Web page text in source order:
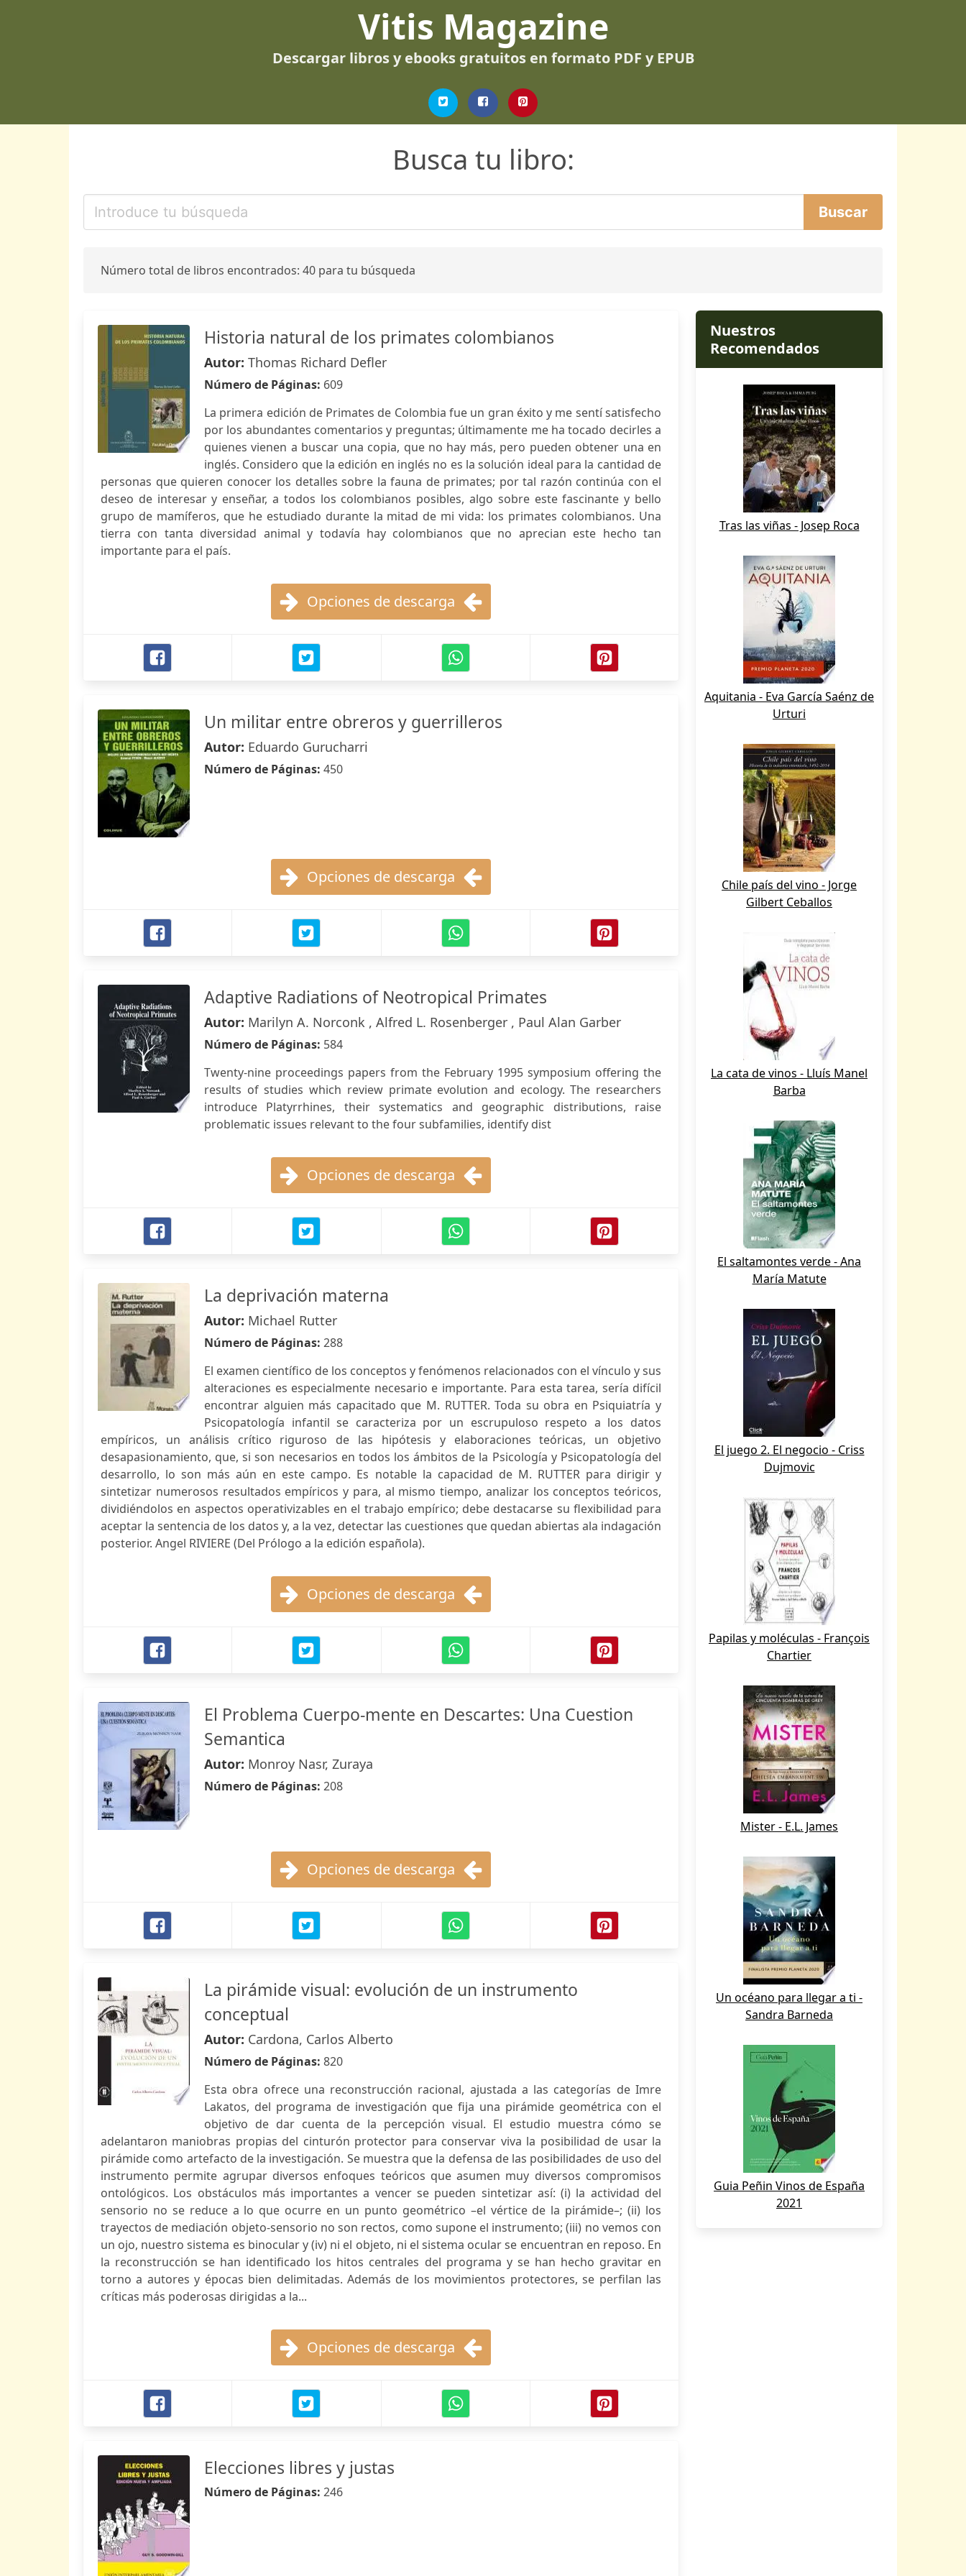
Vitis Magazine
Descargar libros y ebooks gratuitos en formato PDF y EPUB
Busca tu libro:
Número total de libros encontrados: 40 para tu búsqueda
Historia natural de los primates colombianos
Autor: Thomas Richard Defler
Número de Páginas: 609
La primera edición de Primates de Colombia fue un gran éxito y me sentí satisfecho
por los abundantes comentarios y preguntas; últimamente me ha tocado decirles a
quienes vienen a buscar una copia, que no hay más, pero pueden obtener una en
inglés. Considero que la edición en inglés no es la solución ideal para la cantidad de
personas que quieren conocer los detalles sobre la fauna de primates; por tal razón continúa con el
deseo de interesar y enseñar, a todos los colombianos posibles, algo sobre este fascinante y bello
grupo de mamíferos, que he estudiado durante la mitad de mi vida: los primates colombianos. Una
tierra con tanta diversidad animal y todavía hay colombianos que no aprecian este hecho tan
importante para el país.
Opciones de descarga
Un militar entre obreros y guerrilleros
Autor: Eduardo Gurucharri
Número de Páginas: 450
Opciones de descarga
Adaptive Radiations of Neotropical Primates
Autor: Marilyn A. Norconk , Alfred L. Rosenberger , Paul Alan Garber
Número de Páginas: 584
Twenty-nine proceedings papers from the February 1995 symposium offering the
results of studies which review primate evolution and ecology. The researchers
introduce Platyrrhines, their systematics and geographic distributions, raise
problematic issues relevant to the four subfamilies, identify dist
Opciones de descarga
La deprivación materna
Autor: Michael Rutter
Número de Páginas: 288
El examen científico de los conceptos y fenómenos relacionados con el vínculo y sus
alteraciones es especialmente necesario e importante. Para esta tarea, sería difícil
encontrar alguien más capacitado que M. RUTTER. Toda su obra en Psiquiatría y
Psicopatología infantil se caracteriza por un escrupuloso respeto a los datos
empíricos, un análisis crítico riguroso de las hipótesis y elaboraciones teóricas, un objetivo
desapasionamiento, que, si son necesarios en todos los ámbitos de la Psicología y Psicopatología del
desarrollo, lo son más aún en este campo. Es notable la capacidad de M. RUTTER para dirigir y
sintetizar numerosos resultados empíricos y para, al mismo tiempo, analizar los conceptos teóricos,
dividiéndolos en aspectos operativizables en el trabajo empírico; debe destacarse su flexibilidad para
aceptar la sentencia de los datos y, a la vez, detectar las cuestiones que quedan abiertas ala indagación
posterior. Angel RIVIERE (Del Prólogo a la edición española).
Opciones de descarga
El Problema Cuerpo-mente en Descartes: Una Cuestion
Semantica
Autor: Monroy Nasr, Zuraya
Número de Páginas: 208
Opciones de descarga
La pirámide visual: evolución de un instrumento
conceptual
Autor: Cardona, Carlos Alberto
Número de Páginas: 820
Esta obra ofrece una reconstrucción racional, ajustada a las categorías de Imre
Lakatos, del programa de investigación que fija una pirámide geométrica con el
objetivo de dar cuenta de la percepción visual. El estudio muestra cómo se
adelantaron maniobras propias del cinturón protector para conservar viva la posibilidad de usar la
pirámide como artefacto de la investigación. Se muestra que la defensa de las posibilidades de uso del
instrumento permite agrupar diversos enfoques teóricos que asumen muy diversos compromisos
ontológicos. Los obstáculos más importantes a vencer se pueden sintetizar así: (i) la actividad del
sensorio no se reduce a lo que ocurre en un punto geométrico –el vértice de la pirámide–; (ii) los
trayectos de mediación objeto-sensorio no son rectos, como supone el instrumento; (iii) no vemos con
un ojo, nuestro sistema es binocular y (iv) ni el objeto, ni el sistema ocular se encuentran en reposo. En
la reconstrucción se han identificado los hitos centrales del programa y se han hecho gravitar en
torno a autores y épocas bien delimitadas. Además de los movimientos protectores, se perfilan las
críticas más poderosas dirigidas a la...
Opciones de descarga
Elecciones libres y justas
Número de Páginas: 246
Nuestros
Recomendados
Tras las viñas - Josep Roca
Aquitania - Eva García Saénz de
Urturi
Chile país del vino - Jorge
Gilbert Ceballos
La cata de vinos - Lluís Manel
Barba
El saltamontes verde - Ana
María Matute
El juego 2. El negocio - Criss
Dujmovic
Papilas y moléculas - François
Chartier
Mister - E.L. James
Un océano para llegar a ti -
Sandra Barneda
Guia Peñin Vinos de España
2021